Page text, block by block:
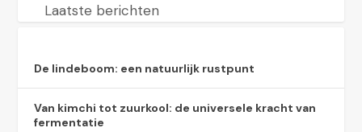
Laatste berichten
De lindeboom: een natuurlijk rustpunt
Van kimchi tot zuurkool: de universele kracht van
fermentatie